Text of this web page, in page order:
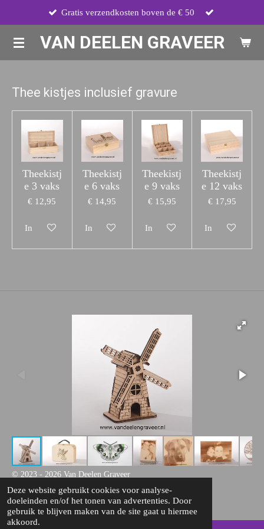
Deze website gebruikt cookies voor analyse-
doeleinden en/of het tonen van advertenties. Door
gebruik te blijven maken van de site gaat u hiermee
akkoord.
naar
de
VAN DEELEN GRAVEER
Gratis verzendkosten boven de € 50
Thee kistjes inclusief gravure
Theekistj
e 3 vaks
€ 12,95
In winkelwagen
Theekistj
e 6 vaks
€ 14,95
In winkelwagen
Theekistj
e 9 vaks
€ 15,95
In winkelwagen
Theekistj
e 12 vaks
€ 17,95
In winkelwagen
© 2023 - 2026 Van Deelen Graveer
Powered byJouwWeb